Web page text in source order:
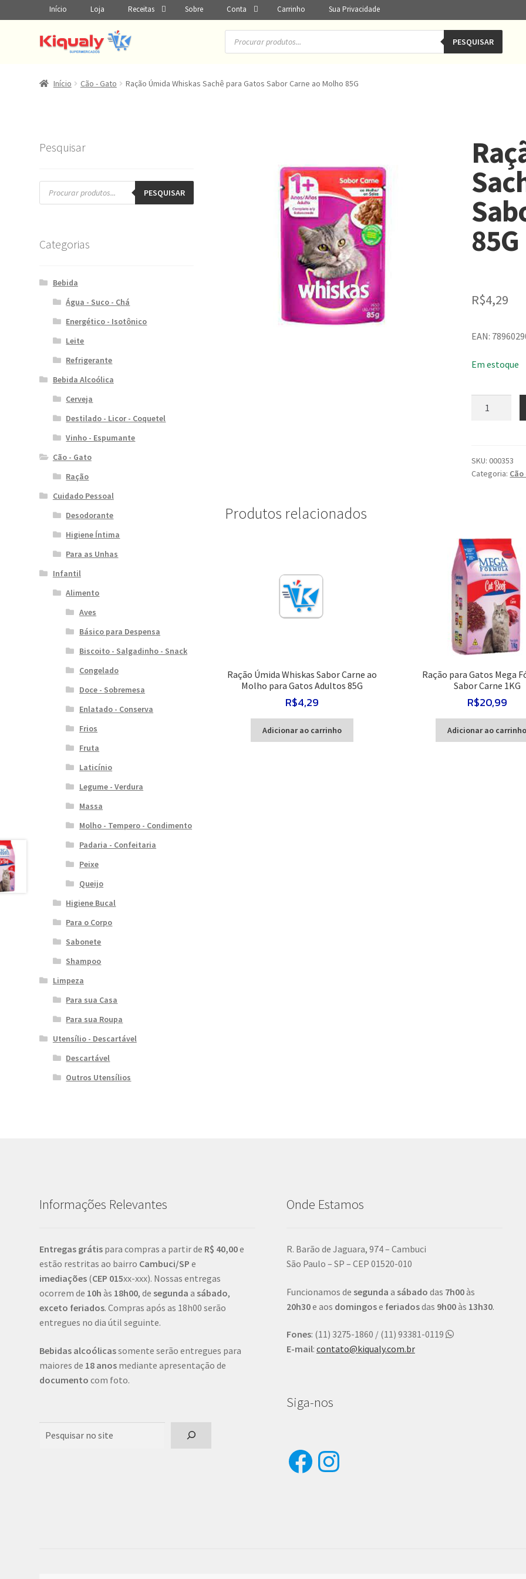
Início Loja Receitas Sobre Conta Carrinho Sua Privacidade
Pesquisar
produtos PESQUISAR
Início Cão - Gato Ração Úmida Whiskas Sachê para Gatos Sabor Carne ao Molho 85G
85G
R$4,29
EAN:
Em estoque
para
Gatos
85G
quantidade
SKU:000353
Categoria:
Produtos relacionados
Ração Úmida Whiskas Sabor Carne ao
Molho para Gatos Adultos 85G
R$4,29
Adicionar ao carrinho
Ração para Gatos Mega
Sabor Carne 1KG
R$20,99
Adicionar ao carrinho
Pesquisar
Pesquisar
produtos PESQUISAR
Categorias
Bebida
Água - Suco - Chá
Energético - Isotônico
Leite
Refrigerante
Bebida Alcoólica
Cerveja
Destilado - Licor - Coquetel
Vinho - Espumante
Cão - Gato
Ração
Cuidado Pessoal
Desodorante
Higiene Íntima
Para as Unhas
Infantil
Alimento
Aves
Básico para Despensa
Biscoito - Salgadinho - Snack
Congelado
Doce - Sobremesa
Enlatado - Conserva
Frios
Fruta
Laticínio
Legume - Verdura
Massa
Molho - Tempero - Condimento
Padaria - Confeitaria
Peixe
Queijo
Higiene Bucal
Para o Corpo
Sabonete
Shampoo
Limpeza
Para sua Casa
Para sua Roupa
Utensílio - Descartável
Descartável
Outros Utensílios
Informações Relevantes
Entregas grátis para compras a partir de R$ 40,00e
estão restritas ao bairro Cambuci/SP e
imediações (CEP 015xx-xxx). Nossas entregas
ocorrem de 10h às 18h00, de segunda a sábado,
exceto feriados. Compras após as 18h00 serão
entregues no dia útil seguinte.
Bebidas alcoólicassomente serão entregues para
maiores de 18 anos mediante apresentação de
documento com foto.
Onde Estamos
R. Barão de Jaguara, 974 – Cambuci
São Paulo – SP – CEP 01520-010
Funcionamos de segunda a sábado das 7h00às
20h30e aos domingose feriadosdas 9h00às 13h30.
Fones: (11) 3275-1860 / (11) 93381-0119
E-mail: contato@kiqualy.com.br
Siga-nos
Facebook
Instagram